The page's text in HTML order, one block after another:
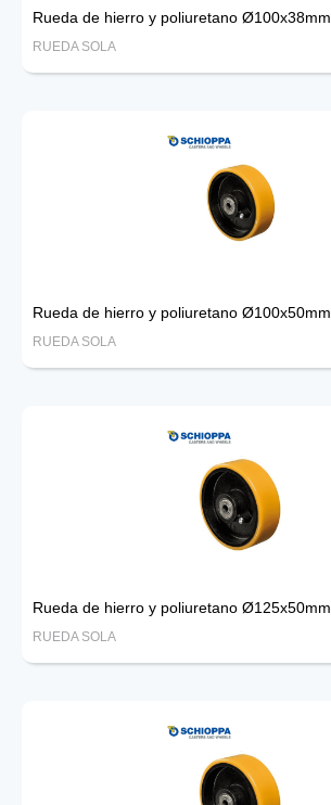
Rueda de hierro y poliuretano Ø100x38mm
RUEDA SOLA
Rueda de hierro y poliuretano Ø100x50mm
RUEDA SOLA
Rueda de hierro y poliuretano Ø125x50mm
RUEDA SOLA